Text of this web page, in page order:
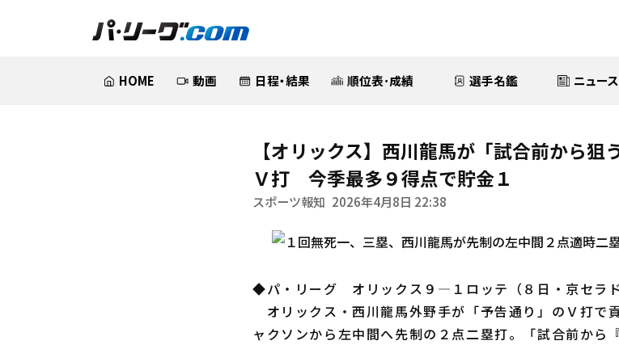
HOME 動画 日程・結果 順位表･成績 選手名鑑 ニュース
【オリックス】西川龍馬が「試合前から
Ｖ打 今季最多９得点で貯金１
スポーツ報知 2026年4月8日 22:38
◆パ・リーグ オリックス９―１ロッテ（８日・京セラド
オリックス・西川龍馬外野手が「予告通り」のＶ打で
ャクソンから左中間へ先制の２点二塁打。「試合前から